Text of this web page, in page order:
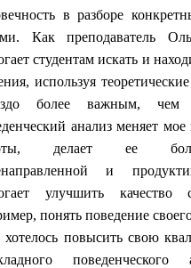
в разборе
Как преподаватель
студентам искать и
используя
более важным,
анализ меняет
делает ее
и
улучшить качество
понять поведение
повысить свою
поведенческого